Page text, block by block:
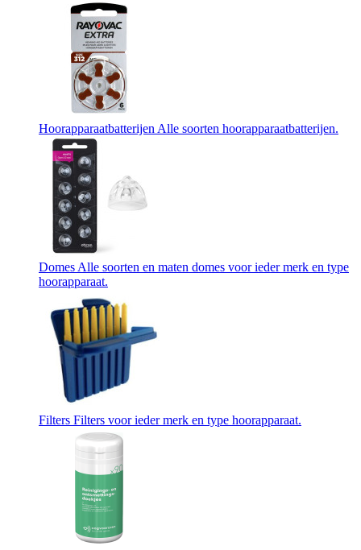
Hoorapparaatbatterijen Alle soorten hoorapparaatbatterijen.
Domes Alle soorten en maten domes voor ieder merk en type
hoorapparaat.
Filters Filters voor ieder merk en type hoorapparaat.